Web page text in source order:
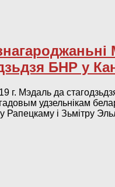
БНР у
г. Мэдаль да
удзельнікам
Рапецкаму і Зьмітру